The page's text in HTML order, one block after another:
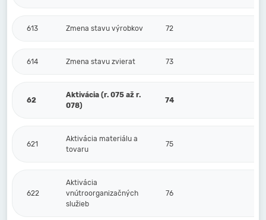
613 Zmena stavu výrobkov 72
614 Zmena stavu zvierat 73
62
Aktivácia (r. 075 až r.
078)
74
621
Aktivácia materiálu a
tovaru
75
622
Aktivácia
vnútroorganizačných
služieb
76